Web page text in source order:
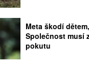
Meta škodí
Společnost musí
pokutu